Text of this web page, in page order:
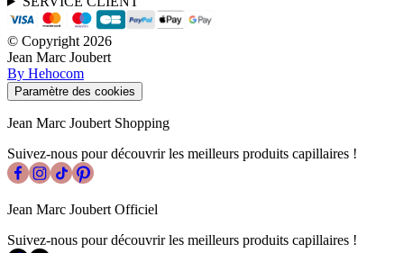
© Copyright 2026
Jean Marc Joubert
By Hehocom
Paramètre des cookies
Jean Marc Joubert Shopping
Suivez-nous pour découvrir les meilleurs produits capillaires !
Jean Marc Joubert Officiel
Suivez-nous pour découvrir les meilleurs produits capillaires !